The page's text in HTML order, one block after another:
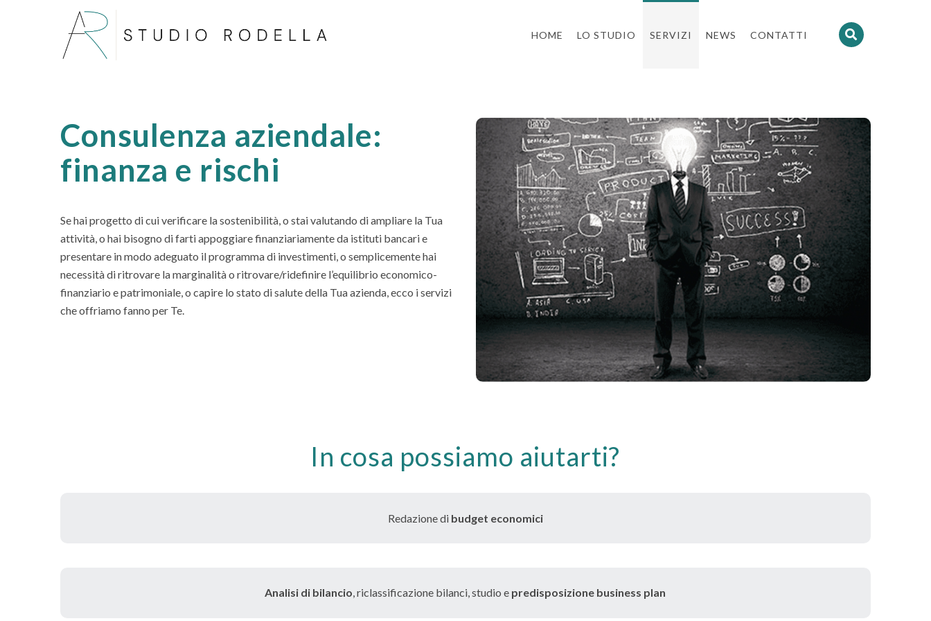
HOME LO STUDIO SERVIZI NEWS CONTATTI
Consulenza aziendale:
finanza e rischi
Se hai progetto di cui verificare la sostenibilità, o stai valutando di ampliare la Tua
attività, o hai bisogno di farti appoggiare finanziariamente da istituti bancari e
presentare in modo adeguato il programma di investimenti, o semplicemente hai
necessità di ritrovare la marginalità o ritrovare/ridefinire l’equilibrio economico-
finanziario e patrimoniale, o capire lo stato di salute della Tua azienda, ecco i servizi
che offriamo fanno per Te.
In cosa possiamo aiutarti?
Redazione di budget economici
Analisi di bilancio, riclassificazione bilanci, studio e predisposizione business plan